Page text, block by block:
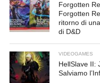
Forgotten
Forgotten
ritorno di
di D&D
VIDEOGAMES
HellSlave II:
Salviamo